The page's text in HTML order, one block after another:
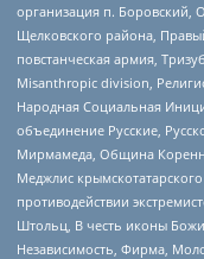
организация п. Боровский,
Щелковского района,
повстанческая армия,
Misanthropic division,
Народная Социальная
объединение Русские,
Мирмамеда, Община
Меджлис
противодействии
Штольц, В честь иконы
Независимость, Фирма,